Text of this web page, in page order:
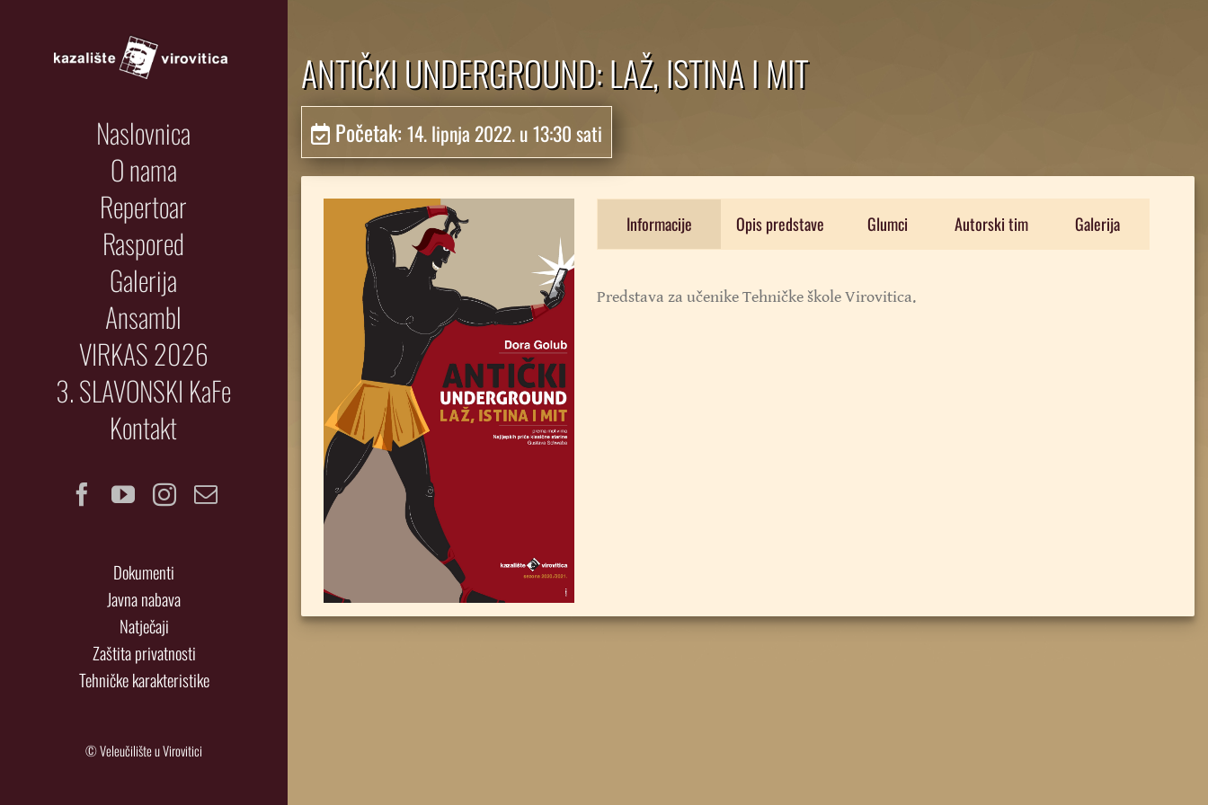
Naslovnica
O nama
Repertoar
Raspored
Galerija
Ansambl
VIRKAS 2026
3. SLAVONSKI KaFe
Kontakt
Facebook
YouTubeInstagram
Email
Dokumenti
Javna nabava
Natječaji
Zaštita privatnosti
Tehničke karakteristike
© Veleučilište u Virovitici
ANTIČKI UNDERGROUND: LAŽ, ISTINA I MIT
Početak: 14. lipnja 2022. u 13:30 sati
Informacije Opis predstave Glumci Autorski tim Galerija
Predstava za učenike Tehničke škole Virovitica.